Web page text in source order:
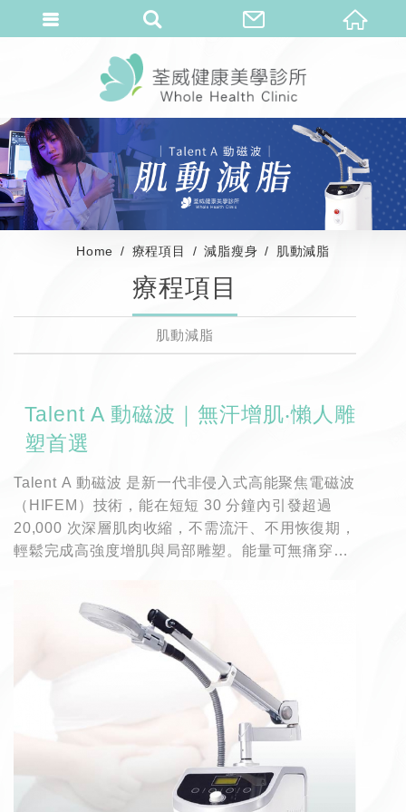
Home 療程項目 減脂瘦身 肌動減脂
療程項目
肌動減脂
Talent A 動磁波｜無汗增肌‧懶人雕
塑首選
Talent A 動磁波 是新一代非侵入式高能聚焦電磁波
（HIFEM）技術，能在短短 30 分鐘內引發超過
20,000 次深層肌肉收縮，不需流汗、不用恢復期，
輕鬆完成高強度增肌與局部雕塑。能量可無痛穿透
肪代謝的雙重效果。無論是想提升核心穩定度、產
後恢復體態、或針對手臂、腿部進行局部緊實，
Talent A 都是您安心有效的選擇。